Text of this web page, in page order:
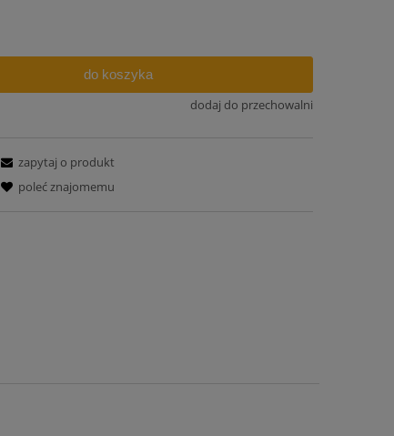
do koszyka
dodaj do przechowalni
zapytaj o produkt
poleć znajomemu